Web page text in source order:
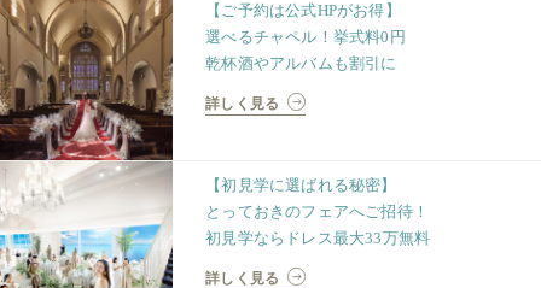
【ご予約は公式HPがお得】
選べるチャペル！挙式料0円
乾杯酒やアルバムも割引に
詳しく見る
【初見学に選ばれる秘密】
とっておきのフェアへご招待！
初見学ならドレス最大33万無料
詳しく見る